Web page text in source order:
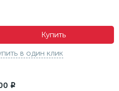
Купить
в один клик
i